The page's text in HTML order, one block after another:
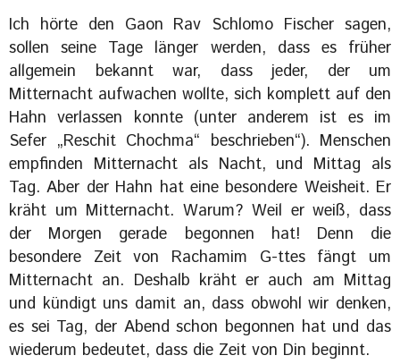
Ich hörte den Gaon Rav Schlomo Fischer sagen,
sollen seine Tage länger werden, dass es früher
allgemein bekannt war, dass jeder, der um
Mitternacht aufwachen wollte, sich komplett auf den
Hahn verlassen konnte (unter anderem ist es im
Sefer „Reschit Chochma“ beschrieben“). Menschen
empfinden Mitternacht als Nacht, und Mittag als
Tag. Aber der Hahn hat eine besondere Weisheit. Er
kräht um Mitternacht. Warum? Weil er weiß, dass
der Morgen gerade begonnen hat! Denn die
besondere Zeit von Rachamim G-ttes fängt um
Mitternacht an. Deshalb kräht er auch am Mittag
und kündigt uns damit an, dass obwohl wir denken,
es sei Tag, der Abend schon begonnen hat und das
wiederum bedeutet, dass die Zeit von Din beginnt.